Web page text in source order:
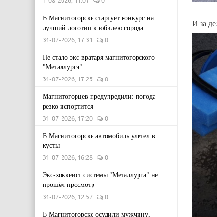
В Магнитогорске стартует конкурс на
лучший логотип к юбилею города
31-07-2026, 17:31 0
Не стало экс-вратаря магнитогорского
"Металлурга"
31-07-2026, 17:25 0
Магнитогорцев предупредили: погода
резко испортится
31-07-2026, 17:20 0
В Магнитогорске автомобиль улетел в
кусты
31-07-2026, 16:28 0
Экс-хоккеист системы "Металлурга" не
прошёл просмотр
31-07-2026, 12:57 0
В Магнитогорске осудили мужчину,
И за